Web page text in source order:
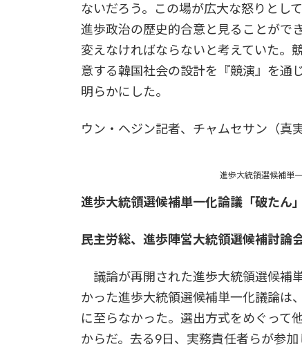
ないだろう。この場が広大な怒りとし
進歩政治の歴史的合意と見ることがで
変えなければならないと考えていた。
意する韓国社会の設計を『競演』を通
明らかにした。
ウン・ヘジン記者、チャムセサン（真
進歩大統領選候補単
進歩大統領選候補単一化論議「破たん」
民主労総、進歩陣営大統領選候補討論
議論が再開された進歩大統領選候補
かった進歩大統領選候補単一化議論は
に至らなかった。選出方式をめぐって
からだ。去る9日、実務責任者らが参